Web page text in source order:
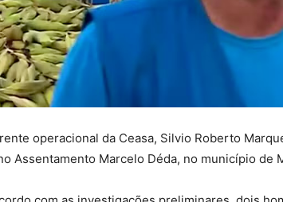
operacional da Ceasa, Silvio Roberto
Assentamento Marcelo Déda, no município de